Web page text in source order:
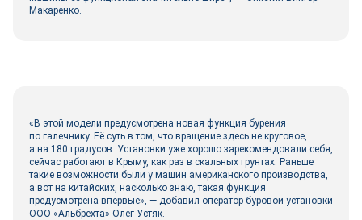
Макаренко.
«В этой модели предусмотрена новая функция бурения
по галечнику. Её суть в том, что вращение здесь не круговое,
а на 180 градусов. Установки уже хорошо зарекомендовали себя,
сейчас работают в Крыму, как раз в скальных грунтах. Раньше
такие возможности были у машин американского производства,
а вот на китайских, насколько знаю, такая функция
предусмотрена впервые», — добавил оператор буровой установки
ООО «Альбрехта» Олег Устяк.